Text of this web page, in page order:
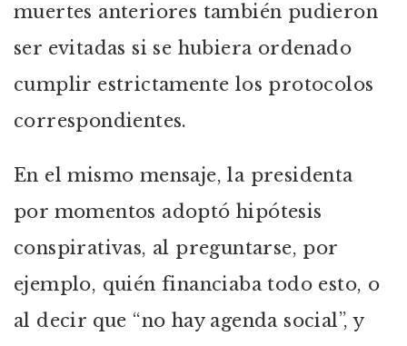
muertes anteriores también pudieron
ser evitadas si se hubiera ordenado
cumplir estrictamente los protocolos
correspondientes.
En el mismo mensaje, la presidenta
por momentos adoptó hipótesis
conspirativas, al preguntarse, por
ejemplo, quién financiaba todo esto, o
al decir que “no hay agenda social”, y